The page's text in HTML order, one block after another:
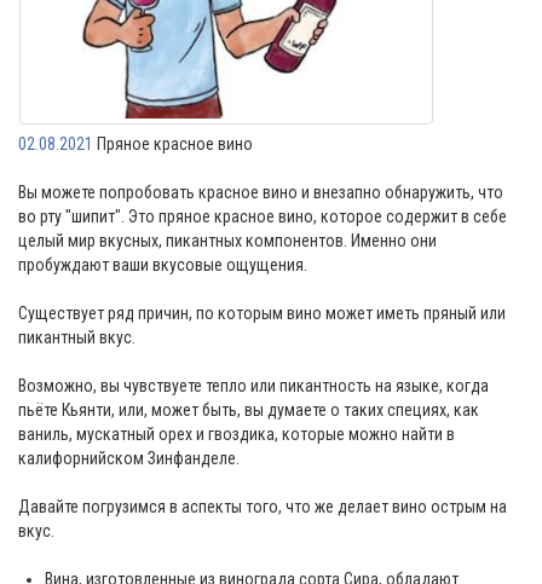
02.08.2021 Пряное красное вино
Вы можете попробовать красное вино и внезапно обнаружить, что
во рту "шипит". Это пряное красное вино, которое содержит в себе
целый мир вкусных, пикантных компонентов. Именно они
пробуждают ваши вкусовые ощущения.
Существует ряд причин, по которым вино может иметь пряный или
пикантный вкус.
Возможно, вы чувствуете тепло или пикантность на языке, когда
пьёте Кьянти, или, может быть, вы думаете о таких специях, как
ваниль, мускатный орех и гвоздика, которые можно найти в
калифорнийском Зинфанделе.
Давайте погрузимся в аспекты того, что же делает вино острым на
вкус.
Вина, изготовленные из винограда сорта Сира, обладают